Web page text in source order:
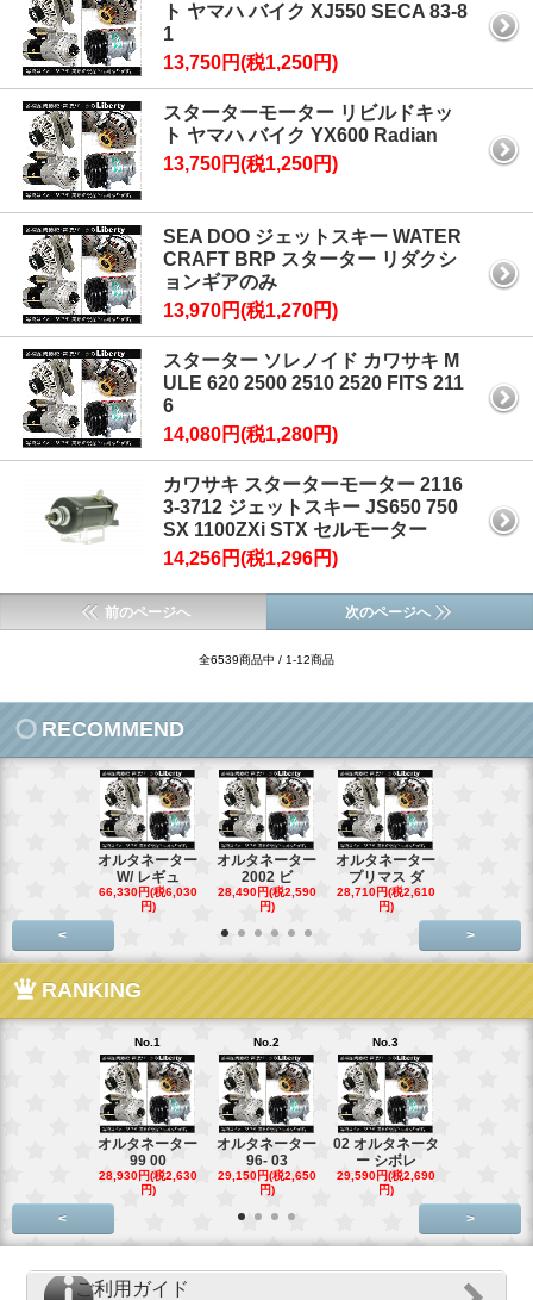
ト ヤマハ バイク XJ550 SECA 83-8
1
13,750円(税1,250円)
スターターモーター リビルドキッ
ト ヤマハ バイク YX600 Radian
13,750円(税1,250円)
SEA DOO ジェットスキー WATER
CRAFT BRP スターター リダクシ
ョンギアのみ
13,970円(税1,270円)
スターター ソレノイド カワサキ M
ULE 620 2500 2510 2520 FITS 211
6
14,080円(税1,280円)
カワサキ スターターモーター 2116
3-3712 ジェットスキー JS650 750
SX 1100ZXi STX セルモーター
14,256円(税1,296円)
前のページへ 次のページへ
全6539商品中 / 1-12商品
RECOMMEND
オルタネーター
W/ レギュ
66,330円(税6,030
円)
オルタネーター
2002 ビ
28,490円(税2,590
円)
オルタネーター
プリマス ダ
28,710円(税2,610
円)
< >
RANKING
No.1
オルタネーター
99 00
28,930円(税2,630
円)
No.2
オルタネーター
96- 03
29,150円(税2,650
円)
No.3
02 オルタネータ
ー シボレ
29,590円(税2,690
円)
< >
ご利用ガイド